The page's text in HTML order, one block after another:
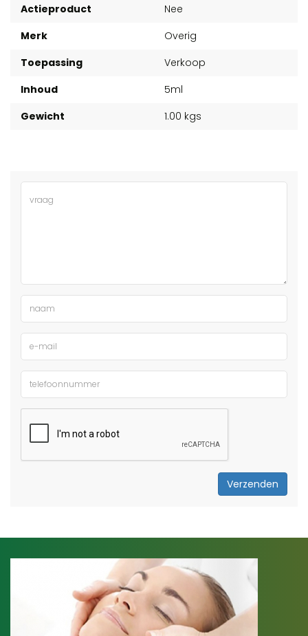
Actieproduct
Nee
Merk
Overig
Toepassing
Verkoop
Inhoud
5ml
Gewicht
1.00 kgs
Verzenden